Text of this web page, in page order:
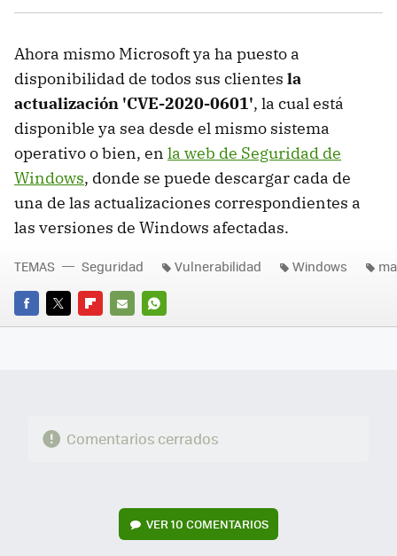
Ahora mismo Microsoft ya ha puesto a
disponibilidad de todos sus clientes la
actualización 'CVE-2020-0601', la cual está
disponible ya sea desde el mismo sistema
operativo o bien, en la web de Seguridad de
Windows, donde se puede descargar cada de
una de las actualizaciones correspondientes a
las versiones de Windows afectadas.
FACEBOOK
TWITTERFLIPBOARD
E-
WHATSAPP
TEMAS Seguridad Vulnerabilidad Windows
Comentarios cerrados
VER10 COMENTARIOS